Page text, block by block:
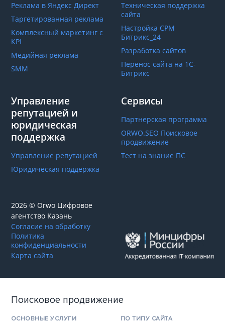
Реклама в Яндекс Директ
Таргетированная реклама
Комплексный маркетинг с
КРІ
Медийная реклама
SMM
Техническая поддержка
сайта
Настройка СРМ
Битрикс_24
Разработка сайтов
Перенос сайта на 1С-
Битрикс
Управление
репутацией и
юридическая
поддержка
Управление репутацией
Юридическая поддержка
Сервисы
Партнерская программа
ORWO.SEO Поисковое
продвижение
Тест на знание ПС
2026 © Orwo Цифровое
агентство Казань
Согласие на обработку
Политика
конфиденциальности
Карта сайта
Поисковое продвижение
ОСНОВНЫЕ УСЛУГИ ПО ТИПУ САЙТА